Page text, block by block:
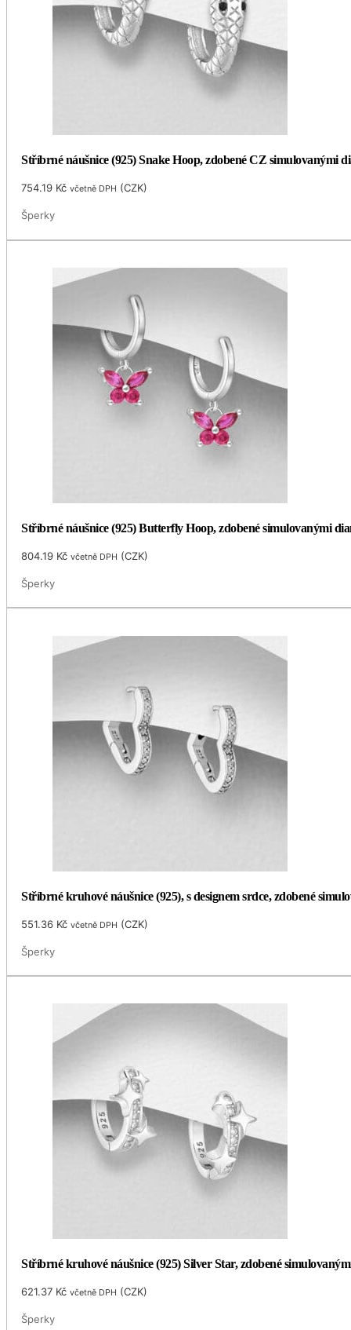
Stříbrné náušnice (925) Snake Hoop, zdobené CZ simulovanými
754.19 Kč včetně DPH (CZK)
Šperky
Stříbrné náušnice (925) Butterfly Hoop, zdobené simulovanými
804.19 Kč včetně DPH (CZK)
Šperky
Stříbrné kruhové náušnice (925), s designem srdce, zdobené
551.36 Kč včetně DPH (CZK)
Šperky
Stříbrné kruhové náušnice (925) Silver Star, zdobené
621.37 Kč včetně DPH (CZK)
Šperky